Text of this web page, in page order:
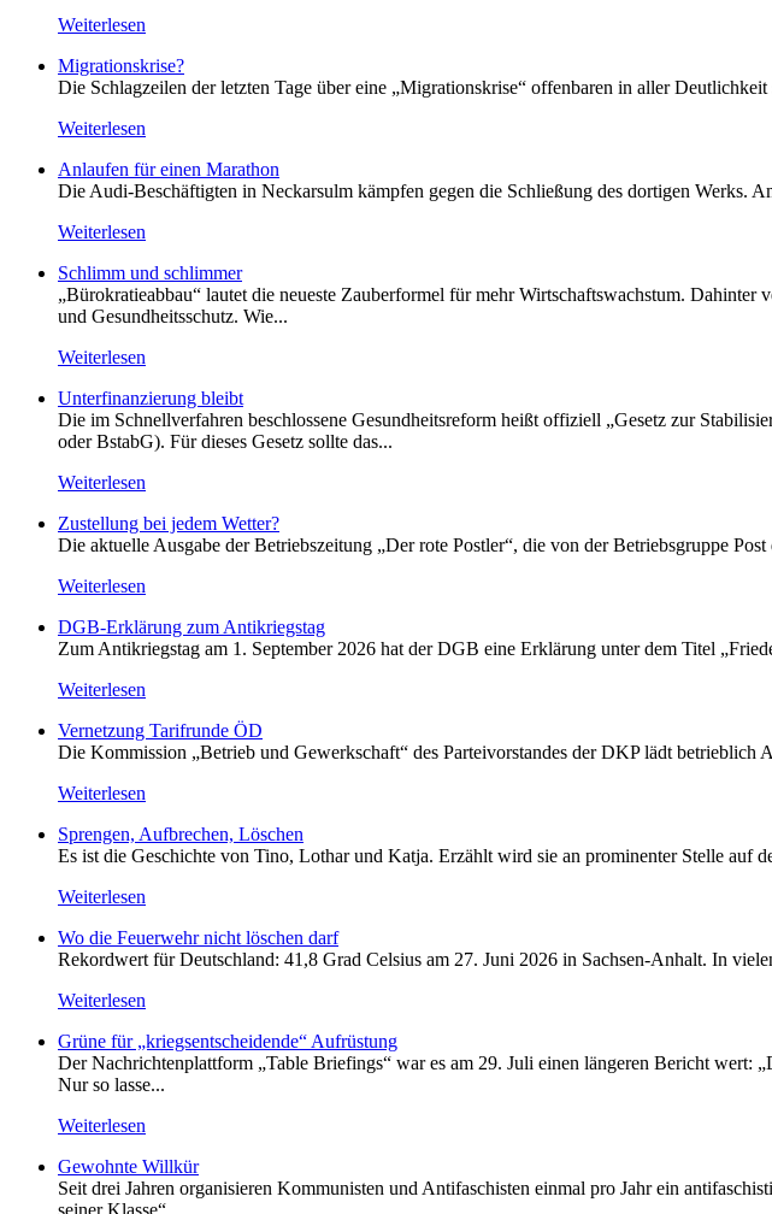
Weiterlesen
Migrationskrise?
Die Schlagzeilen der letzten Tage über eine „Migrationskrise“ offenbaren in aller
Weiterlesen
Anlaufen für einen Marathon
Die Audi-Beschäftigten in Neckarsulm kämpfen gegen die Schließung des dortigen Werks.
Weiterlesen
Schlimm und schlimmer
„Bürokratieabbau“ lautet die neueste Zauberformel für mehr Wirtschaftswachstum.
und Gesundheitsschutz. Wie...
Weiterlesen
Unterfinanzierung bleibt
Die im Schnellverfahren beschlossene Gesundheitsreform heißt offiziell „Gesetz zur
oder BstabG). Für dieses Gesetz sollte das...
Weiterlesen
Zustellung bei jedem Wetter?
Die aktuelle Ausgabe der Betriebszeitung „Der rote Postler“, die von der Betriebsgruppe
Weiterlesen
DGB-Erklärung zum Antikriegstag
Zum Antikriegstag am 1. September 2026 hat der DGB eine Erklärung unter dem Titel
Weiterlesen
Vernetzung Tarifrunde ÖD
Die Kommission „Betrieb und Gewerkschaft“ des Parteivorstandes der DKP lädt
Weiterlesen
Sprengen, Aufbrechen, Löschen
Es ist die Geschichte von Tino, Lothar und Katja. Erzählt wird sie an prominenter Stelle auf
Weiterlesen
Wo die Feuerwehr nicht löschen darf
Rekordwert für Deutschland: 41,8 Grad Celsius am 27. Juni 2026 in Sachsen-Anhalt. In
Weiterlesen
Grüne für „kriegsentscheidende“ Aufrüstung
Der Nachrichtenplattform „Table Briefings“ war es am 29. Juli einen längeren Bericht wert:
Nur so lasse...
Weiterlesen
Gewohnte Willkür
Seit drei Jahren organisieren Kommunisten und Antifaschisten einmal pro Jahr ein
seiner Klasse“...